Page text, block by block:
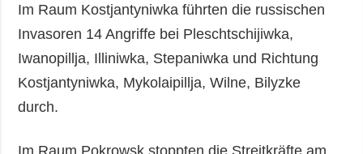
Im Raum Kostjantyniwka führten die russischen
Invasoren 14 Angriffe bei Pleschtschijiwka,
Iwanopillja, Illiniwka, Stepaniwka und Richtung
Kostjantyniwka, Mykolaipillja, Wilne, Bilyzke
durch.
Im Raum Pokrowsk stoppten die Streitkräfte am